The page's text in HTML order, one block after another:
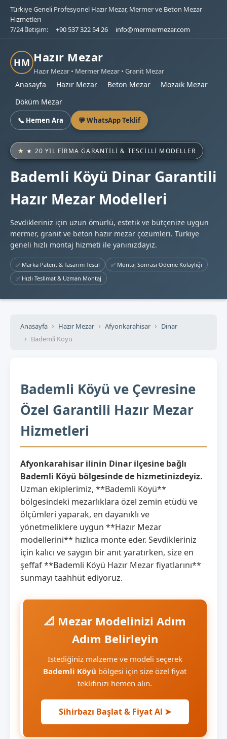
Türkiye Geneli Profesyonel Hazır Mezar, Mermer ve Beton Mezar
Hizmetleri
7/24 İletişim:
+90 537 322 54 26 info@mermermezar.com
HM Hazır Mezar
Hazır Mezar • Mermer Mezar • Granit Mezar
Anasayfa Hazır Mezar Beton Mezar
Mozaik Mezar
Döküm Mezar
📞 Hemen Ara 💬 WhatsApp Teklif
★ 20 YIL FIRMA GARANTILI & TESCILLI MODELLER
Bademli Köyü Dinar Garantili
Hazır Mezar Modelleri
Sevdikleriniz için uzun ömürlü, estetik ve bütçenize uygun
mermer, granit ve beton hazır mezar çözümleri. Türkiye
geneli hızlı montaj hizmeti ile yanınızdayız.
✅ Marka Patent & Tasarım Tescil
✅ Montaj Sonrası Ödeme Kolaylığı
✅ Hızlı Teslimat & Uzman Montaj
Anasayfa Hazır Mezar Afyonkarahisar
Dinar
Bademli Köyü
Bademli Köyü ve Çevresine
Özel Garantili Hazır Mezar
Hizmetleri
Afyonkarahisar ilinin Dinar ilçesine bağlı
Bademli Köyü bölgesinde de hizmetinizdeyiz.
Uzman ekiplerimiz, **Bademli Köyü**
bölgesindeki mezarlıklara özel zemin etüdü ve
ölçümleri yaparak, en dayanıklı ve
yönetmeliklere uygun **Hazır Mezar
modellerini** hızlıca monte eder. Sevdikleriniz
için kalıcı ve saygın bir anıt yaratırken, size en
şeffaf **Bademli Köyü Hazır Mezar fiyatlarını**
sunmayı taahhüt ediyoruz.
📐 Mezar Modelinizi Adım
Adım Belirleyin
İstediğiniz malzeme ve modeli seçerek
Bademli Köyü bölgesi için size özel fiyat
teklifinizi hemen alın.
Sihirbazı Başlat & Fiyat Al ➤